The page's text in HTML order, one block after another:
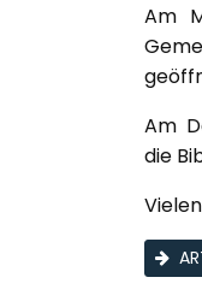
Am
Am
die